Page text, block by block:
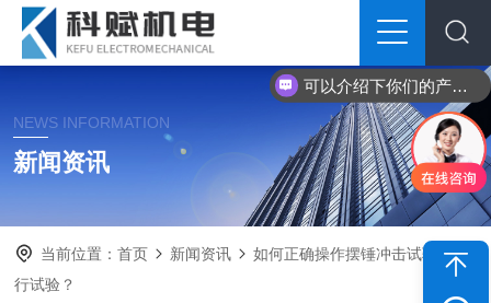
NEWS INFORMATION
新闻资讯
当前位置：首页 新闻资讯
如何正确操作摆锤冲击试验机进
行试验？
可以介绍下你们的产品么？